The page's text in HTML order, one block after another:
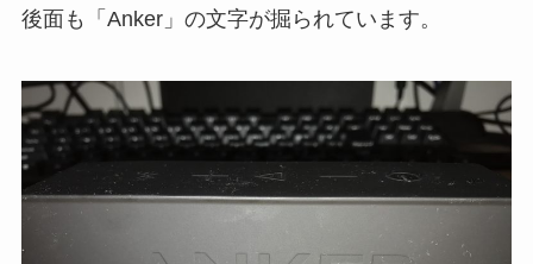
後面も「Anker」の文字が掘られています。